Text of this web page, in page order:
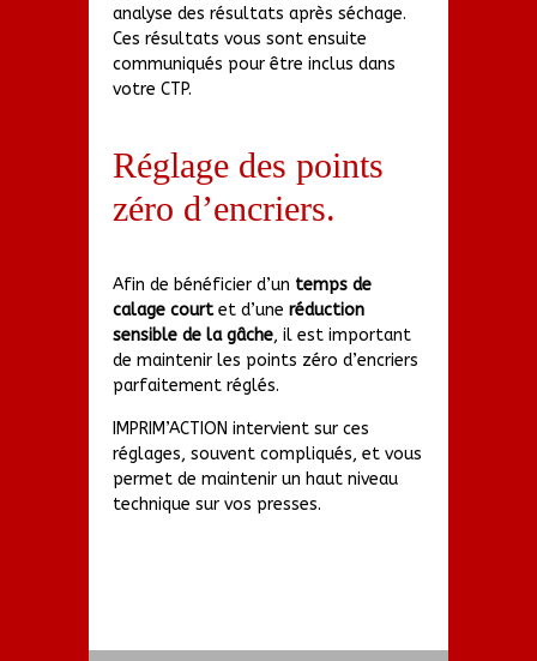
analyse des résultats après séchage.
Ces résultats vous sont ensuite
communiqués pour être inclus dans
votre CTP.
Réglage des points
zéro d’encriers.
Afin de bénéficier d’un temps de
calage courtet d’une réduction
sensible de la gâche, il est important
de maintenir les points zéro d’encriers
parfaitement réglés.
IMPRIM’ACTION intervient sur ces
réglages, souvent compliqués, et vous
permet de maintenir un haut niveau
technique sur vos presses.